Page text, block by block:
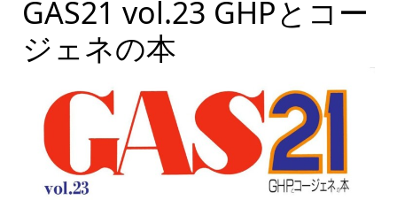
GAS21 vol.23 GHPとコー
ジェネの本